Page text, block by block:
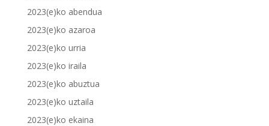
2023(e)ko abendua
2023(e)ko azaroa
2023(e)ko urria
2023(e)ko iraila
2023(e)ko abuztua
2023(e)ko uztaila
2023(e)ko ekaina